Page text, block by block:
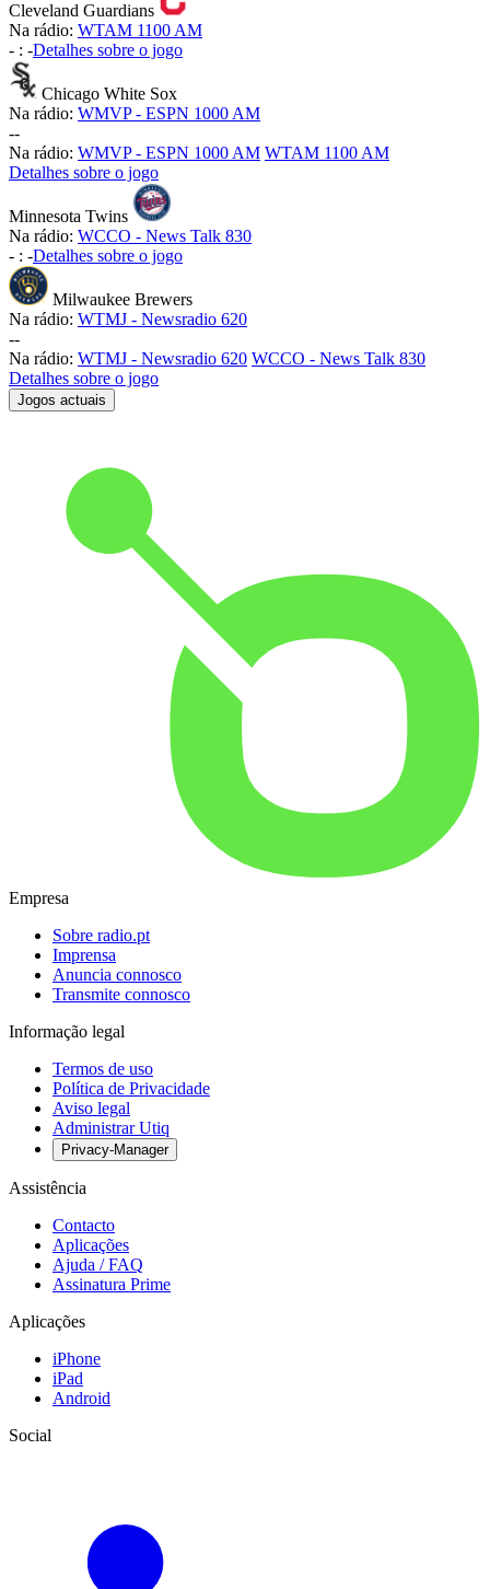
Cleveland Guardians
Na rádio: WTAM 1100 AM
- : -Detalhes sobre o jogo
Chicago White Sox
Na rádio: WMVP - ESPN 1000 AM
--
Na rádio: WMVP - ESPN 1000 AM WTAM 1100 AM
Detalhes sobre o jogo
Minnesota Twins
Na rádio: WCCO - News Talk 830
- : -Detalhes sobre o jogo
Milwaukee Brewers
Na rádio: WTMJ - Newsradio 620
--
Na rádio: WTMJ - Newsradio 620 WCCO - News Talk 830
Detalhes sobre o jogo
Jogos actuais
Empresa
Sobre radio.pt
Imprensa
Anuncia connosco
Transmite connosco
Informação legal
Termos de uso
Política de Privacidade
Aviso legal
Administrar Utiq
Privacy-Manager
Assistência
Contacto
Aplicações
Ajuda / FAQ
Assinatura Prime
Aplicações
iPhone
iPad
Android
Social